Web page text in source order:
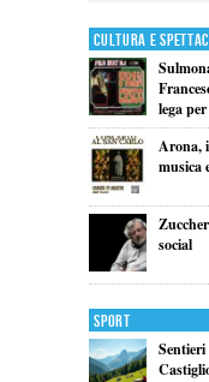
Cultura e
lega
Arona,
musica
social
Sport